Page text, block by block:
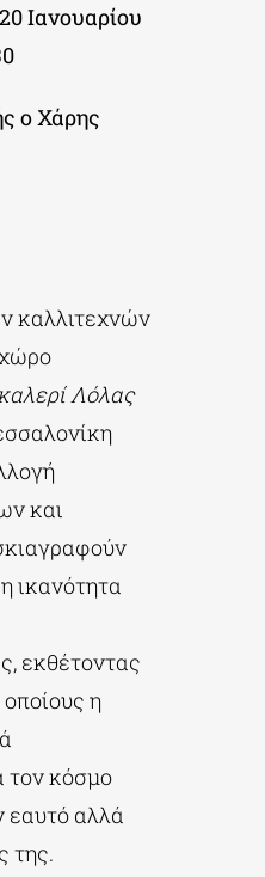
Ιανουαρίου
ο Χάρης
καλλιτεχνών
Λόλας
και
ικανότητα
εκθέτοντας
η
τον κόσμο
εαυτό αλλά
της.